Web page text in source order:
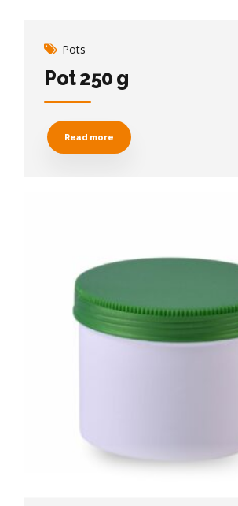
Pots
Pot 250 g
Read more